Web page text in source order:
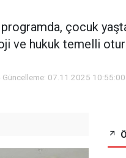
programda, çocuk
ve hukuk temelli
Güncelleme: 07.11.2025 10:55:00